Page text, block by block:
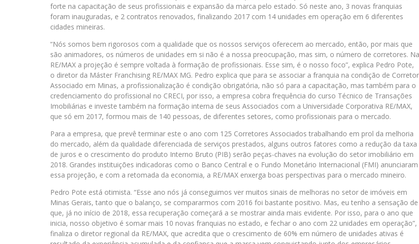
forte na capacitação de seus profissionais e expansão da marca pelo estado. Só neste ano, 3 novas franquias
foram inauguradas, e 2 contratos renovados, finalizando 2017 com 14 unidades em operação em 6 diferentes
cidades mineiras.
“Nós somos bem rigorosos com a qualidade que os nossos serviços oferecem ao mercado, então, por mais que
são animadores, os números de unidades em si não é a nossa preocupação, mas sim, o número de corretores. Na
RE/MAX a projeção é sempre voltada à formação de profissionais. Esse sim, é o nosso foco”, explica Pedro Pote,
o diretor da Máster Franchising RE/MAX MG. Pedro explica que para se associar a franquia na condição de Corretor
Associado em Minas, a profissionalização é condição obrigatória, não só para a capacitação, mas também para o
credenciamento do profissional no CRECI, por isso, a empresa cobra frequência do curso Técnico de Transações
Imobiliárias e investe também na formação interna de seus Associados com a Universidade Corporativa RE/MAX,
que só em 2017, formou mais de 140 pessoas, de diferentes setores, como profissionais para o mercado.
Para a empresa, que prevê terminar este o ano com 125 Corretores Associados trabalhando em prol da melhoria
do mercado, além da qualidade diferenciada de serviços prestados, alguns outros fatores como a redução da taxa
de juros e o crescimento do produto Interno Bruto (PIB) serão peças-chaves na evolução do setor imobiliário em
2018. Grandes instituições indicadoras como o Banco Central e o Fundo Monetário Internacional (FMI) anunciaram
essa projeção, e com a retomada da economia, a RE/MAX enxerga boas perspectivas para o mercado mineiro.
Pedro Pote está otimista. “Esse ano nós já conseguimos ver muitos sinais de melhoras no setor de imóveis em
Minas Gerais, tanto que o balanço, se compararmos com 2016 foi bastante positivo. Mas, eu tenho a sensação de
que, já no início de 2018, essa recuperação começará a se mostrar ainda mais evidente. Por isso, para o ano que
inicia, nosso objetivo é somar mais 10 novas franquias no estado, e fechar o ano com 22 unidades em operação”,
finaliza o diretor regional da RE/MAX, que acredita que o crescimento de 60% em número de unidades ativas é